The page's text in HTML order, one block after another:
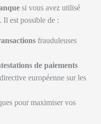
si vous avez utilisé
Il est possible de :
frauduleuses
de paiements
européenne sur les
pour maximiser vos